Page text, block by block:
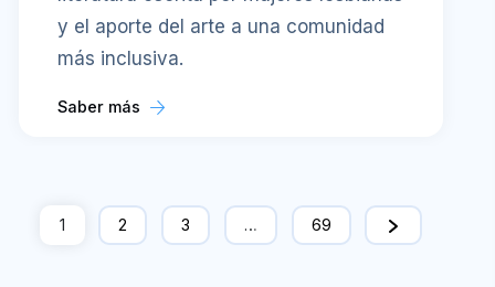
y el aporte del arte a una comunidad
más inclusiva.
Saber más
1 2 3 … 69